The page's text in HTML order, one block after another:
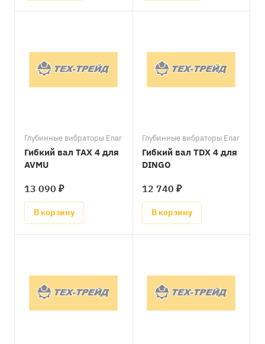
Глубинные вибраторы Enar
Гибкий вал TAX 4 для
AVMU
13 090 ₽
В корзину
Глубинные вибраторы Enar
Гибкий вал TDX 4 для
DINGO
12 740 ₽
В корзину